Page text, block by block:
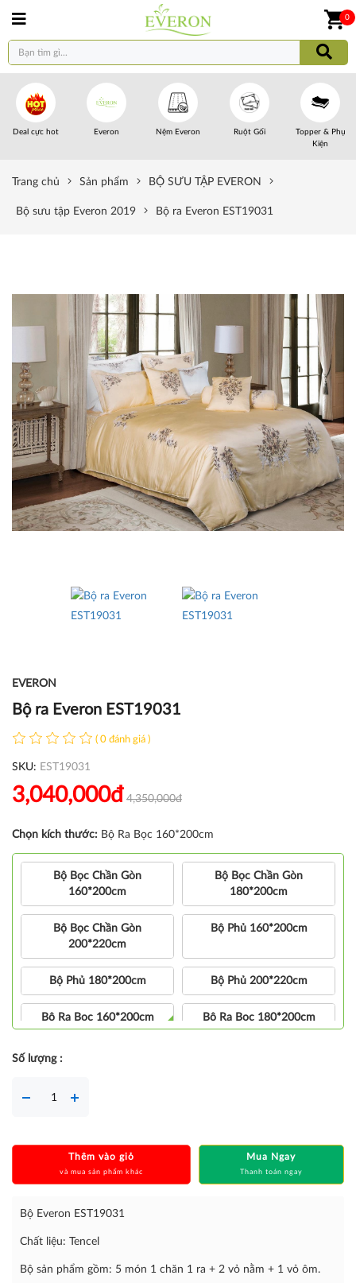
0
Deal cực hot Everon Nệm Everon Ruột Gối
Topper & Phụ
Kiện
Trang chủ Sản phẩm BỘ SƯU TẬP EVERON
Bộ sưu tập Everon 2019 Bộ ra Everon EST19031
EVERON
Bộ ra Everon EST19031
( 0 đánh giá )
SKU: EST19031
3,040,000đ 4,350,000đ
Chọn kích thước: Bộ Ra Bọc 160*200cm
Bộ Bọc Chần Gòn
160*200cm
Bộ Bọc Chần Gòn
180*200cm
Bộ Bọc Chần Gòn
200*220cm
Bộ Phủ 160*200cm
Bộ Phủ 180*200cm Bộ Phủ 200*220cm
Bộ Ra Bọc 160*200cm Bộ Ra Bọc 180*200cm
Số lượng :
Thêm vào giỏ
và mua sản phẩm khác
Mua Ngay
Thanh toán ngay
Bộ Everon EST19031
Chất liệu: Tencel
Bộ sản phẩm gồm: 5 món 1 chăn 1 ra + 2 vỏ nằm + 1 vỏ ôm.